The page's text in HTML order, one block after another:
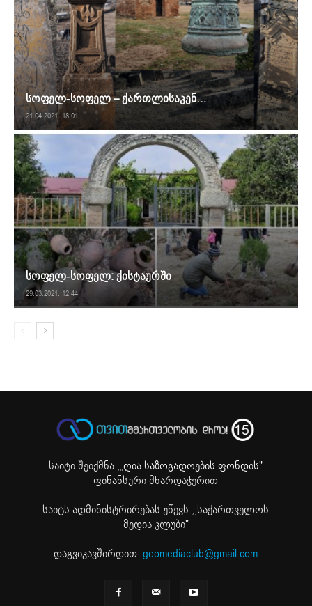
სოფელ-სოფელ – ქართლისაკენ…
21.04.2021. 18:01
სოფელ-სოფელ: ქისტაურში
29.03.2021. 12:44
საიტი შეიქმნა ,„ღია საზოგადოების ფონდის"
ფინანსური მხარდაჭერით
საიტს ადმინისტრირებას უწევს ,,საქართველოს
მედია კლუბი"
დაგვიკავშირდით:geomediaclub@gmail.com